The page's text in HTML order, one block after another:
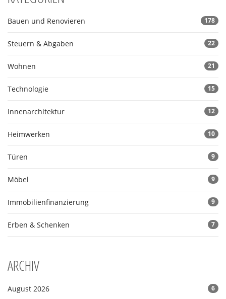
Bauen und Renovieren 178
Steuern & Abgaben 22
Wohnen 21
Technologie 15
Innenarchitektur 12
Heimwerken 10
Türen 9
Möbel 9
Immobilienfinanzierung 9
Erben & Schenken 7
ARCHIV
August 2026 6